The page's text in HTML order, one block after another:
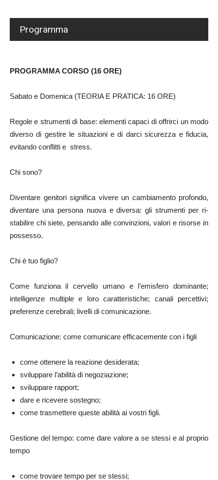
Programma
PROGRAMMA CORSO (16 ORE)
Sabato e Domenica (TEORIA E PRATICA: 16 ORE)
Regole e strumenti di base: elementi capaci di offrirci un modo
diverso di gestire le situazioni e di darci sicurezza e fiducia,
evitando conflitti e stress.
Chi sono?
Diventare genitori significa vivere un cambiamento profondo,
diventare una persona nuova e diversa: gli strumenti per ri-
stabilire chi siete, pensando alle convinzioni, valori e risorse in
possesso.
Chi è tuo figlio?
Come funziona il cervello umano e l’emisfero dominante;
intelligenze multiple e loro caratteristiche; canali percettivi;
preferenze cerebrali; livelli di comunicazione.
Comunicazione: come comunicare efficacemente con i figli
come ottenere la reazione desiderata;
sviluppare l’abilità di negoziazione;
sviluppare rapport;
dare e ricevere sostegno;
come trasmettere queste abilità ai vostri figli.
Gestione del tempo: come dare valore a se stessi e al proprio
tempo
come trovare tempo per se stessi;